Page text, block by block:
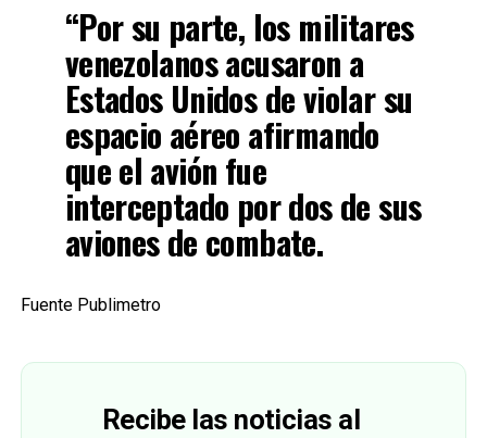
“Por su parte, los militares
venezolanos acusaron a
Estados Unidos de violar su
espacio aéreo afirmando
que el avión fue
interceptado por dos de sus
aviones de combate.
Fuente Publimetro
Recibe las noticias al